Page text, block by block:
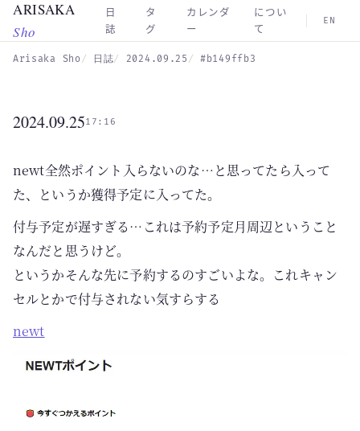
Skip to main content
ARISAKA
Sho
日
誌
タ
グ
カレンダ
ー
につい
て
EN
Arisaka Sho 日誌 2024.09.25 #b149ffb3
2024.09.2517:16
newt全然ポイント入らないのな…と思ってたら入って
た、というか獲得予定に入ってた。
付与予定が遅すぎる…これは予約予定月周辺ということ
なんだと思うけど。
というかそんな先に予約するのすごいよな。これキャン
セルとかで付与されない気すらする
newt